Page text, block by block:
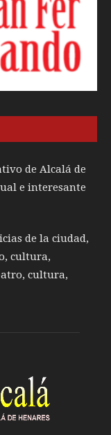
de Alcalá de
e interesante
de la ciudad,
cultura,
cultura,